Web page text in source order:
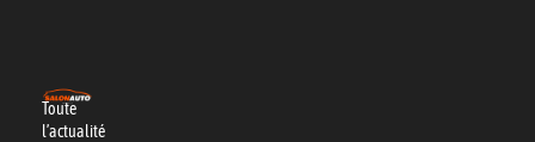
Toute
l’actualité